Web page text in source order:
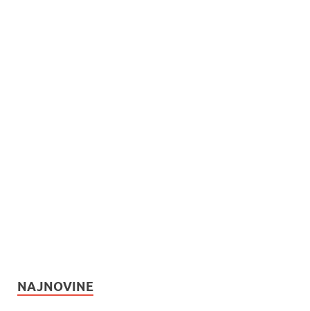
NAJNOVINE